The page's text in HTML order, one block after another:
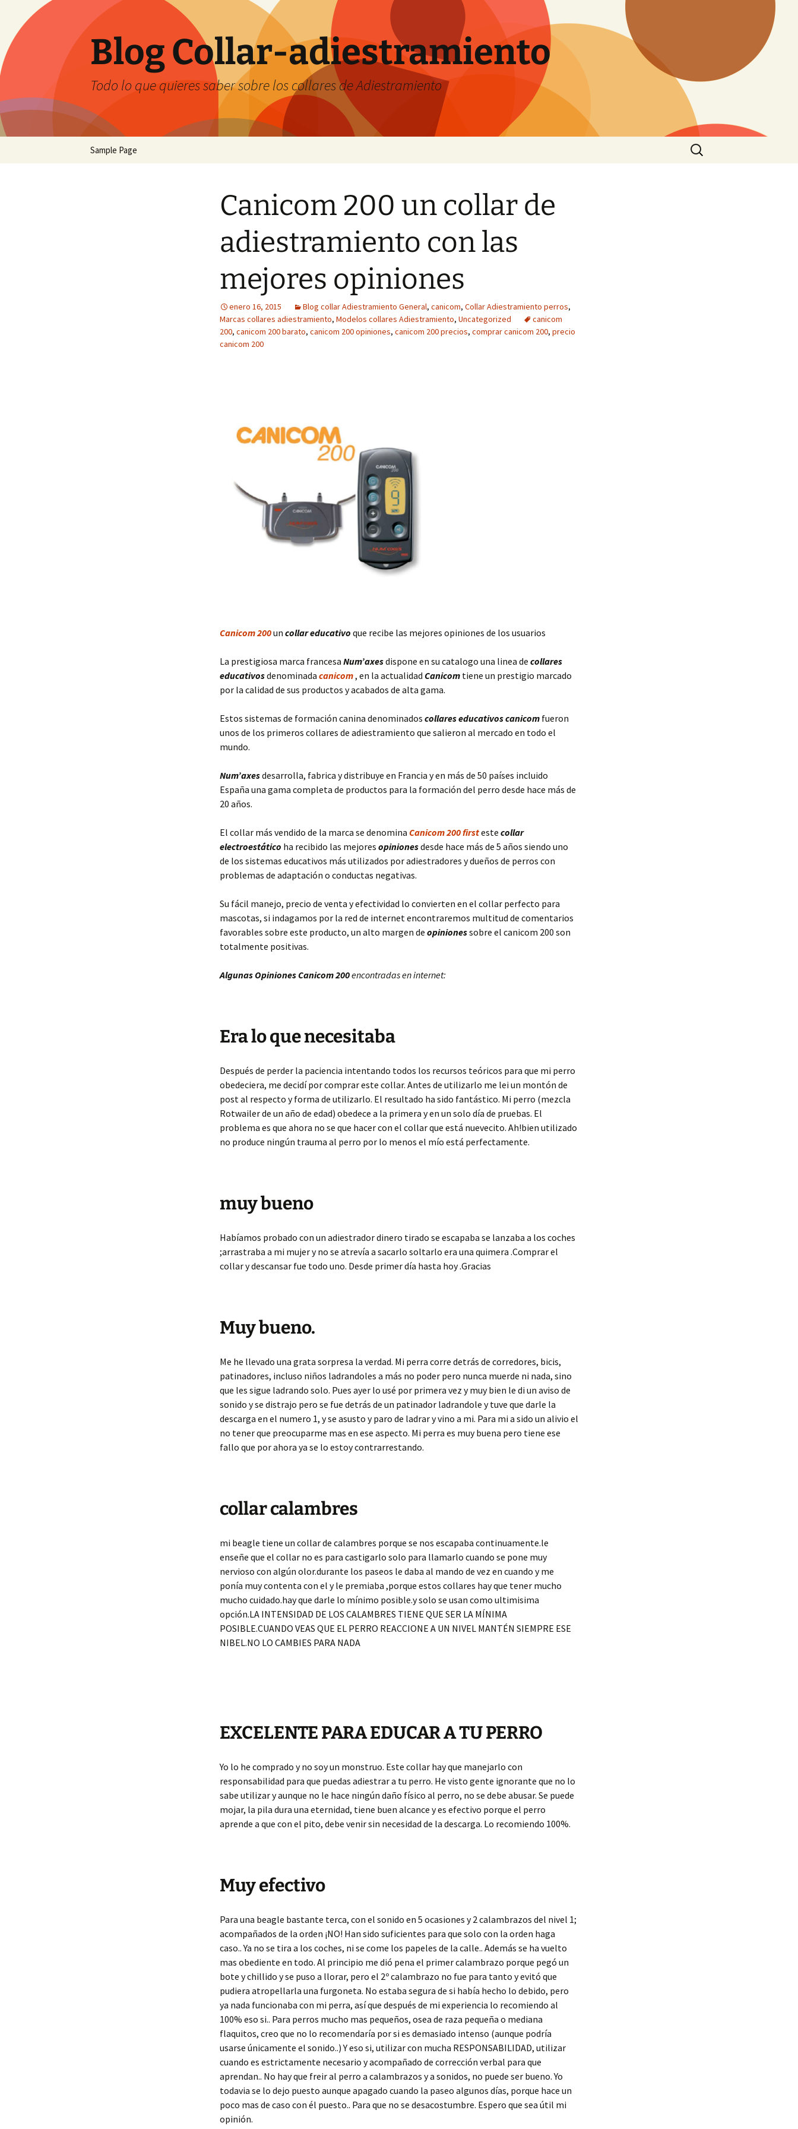
contenido
Blog Collar-adiestramiento
Todo lo que quieres saber sobre los collares de Adiestramiento
Sample Page
Buscar:
Canicom 200 un collar de
adiestramiento con las
mejores opiniones
enero 16, 2015 Blog collar Adiestramiento General, canicom, Collar Adiestramiento perros,
Marcas collares adiestramiento, Modelos collares Adiestramiento, Uncategorized
canicom
200, canicom 200 barato, canicom 200 opiniones, canicom 200 precios, comprar canicom 200, precio
canicom 200
Canicom 200un collar educativo que recibe las mejores opiniones de los usuarios
La prestigiosa marca francesa Num’axesdispone en su catalogo una linea de collares
educativosdenominada canicom, en la actualidad Canicom tiene un prestigio marcado
por la calidad de sus productos y acabados de alta gama.
Estos sistemas de formación canina denominados collares educativos canicom fueron
unos de los primeros collares de adiestramiento que salieron al mercado en todo el
mundo.
Num’axesdesarrolla, fabrica y distribuye en Francia y en más de 50 países incluido
España una gama completa de productos para la formación del perro desde hace más de
20 años.
El collar más vendido de la marca se denomina Canicom 200 firsteste collar
electroestático ha recibido las mejores opinionesdesde hace más de 5 años siendo uno
de los sistemas educativos más utilizados por adiestradores y dueños de perros con
problemas de adaptación o conductas negativas.
Su fácil manejo, precio de venta y efectividad lo convierten en el collar perfecto para
mascotas, si indagamos por la red de internet encontraremos multitud de comentarios
favorables sobre este producto, un alto margen de opinionessobre el canicom 200 son
totalmente positivas.
Algunas Opiniones Canicom 200encontradas en internet:
Era lo que necesitaba
Después de perder la paciencia intentando todos los recursos teóricos para que mi perro
obedeciera, me decidí por comprar este collar. Antes de utilizarlo me lei un montón de
post al respecto y forma de utilizarlo. El resultado ha sido fantástico. Mi perro (mezcla
Rotwailer de un año de edad) obedece a la primera y en un solo día de pruebas. El
problema es que ahora no se que hacer con el collar que está nuevecito. Ah!bien utilizado
no produce ningún trauma al perro por lo menos el mío está perfectamente.
muy bueno
Habíamos probado con un adiestrador dinero tirado se escapaba se lanzaba a los coches
;arrastraba a mi mujer y no se atrevía a sacarlo soltarlo era una quimera .Comprar el
collar y descansar fue todo uno. Desde primer día hasta hoy .Gracias
Muy bueno.
Me he llevado una grata sorpresa la verdad. Mi perra corre detrás de corredores, bicis,
patinadores, incluso niños ladrandoles a más no poder pero nunca muerde ni nada, sino
que les sigue ladrando solo. Pues ayer lo usé por primera vez y muy bien le di un aviso de
sonido y se distrajo pero se fue detrás de un patinador ladrandole y tuve que darle la
descarga en el numero 1, y se asusto y paro de ladrar y vino a mi. Para mi a sido un alivio el
no tener que preocuparme mas en ese aspecto. Mi perra es muy buena pero tiene ese
fallo que por ahora ya se lo estoy contrarrestando.
collar calambres
mi beagle tiene un collar de calambres porque se nos escapaba continuamente.le
enseñe que el collar no es para castigarlo solo para llamarlo cuando se pone muy
nervioso con algún olor.durante los paseos le daba al mando de vez en cuando y me
ponía muy contenta con el y le premiaba ,porque estos collares hay que tener mucho
mucho cuidado.hay que darle lo mínimo posible.y solo se usan como ultimisima
opción.LA INTENSIDAD DE LOS CALAMBRES TIENE QUE SER LA MÍNIMA
POSIBLE.CUANDO VEAS QUE EL PERRO REACCIONE A UN NIVEL MANTÉN SIEMPRE ESE
NIBEL.NO LO CAMBIES PARA NADA
EXCELENTE PARA EDUCAR A TU PERRO
Yo lo he comprado y no soy un monstruo. Este collar hay que manejarlo con
responsabilidad para que puedas adiestrar a tu perro. He visto gente ignorante que no lo
sabe utilizar y aunque no le hace ningún daño físico al perro, no se debe abusar. Se puede
mojar, la pila dura una eternidad, tiene buen alcance y es efectivo porque el perro
aprende a que con el pito, debe venir sin necesidad de la descarga. Lo recomiendo 100%.
Muy efectivo
Para una beagle bastante terca, con el sonido en 5 ocasiones y 2 calambrazos del nivel 1;
acompañados de la orden ¡NO! Han sido suficientes para que solo con la orden haga
caso.. Ya no se tira a los coches, ni se come los papeles de la calle.. Además se ha vuelto
mas obediente en todo. Al principio me dió pena el primer calambrazo porque pegó un
bote y chillido y se puso a llorar, pero el 2º calambrazo no fue para tanto y evitó que
pudiera atropellarla una furgoneta. No estaba segura de si había hecho lo debido, pero
ya nada funcionaba con mi perra, así que después de mi experiencia lo recomiendo al
100% eso si.. Para perros mucho mas pequeños, osea de raza pequeña o mediana
flaquitos, creo que no lo recomendaría por si es demasiado intenso (aunque podría
usarse únicamente el sonido..) Y eso si, utilizar con mucha RESPONSABILIDAD, utilizar
cuando es estrictamente necesario y acompañado de corrección verbal para que
aprendan.. No hay que freir al perro a calambrazos y a sonidos, no puede ser bueno. Yo
todavia se lo dejo puesto aunque apagado cuando la paseo algunos días, porque hace un
poco mas de caso con él puesto.. Para que no se desacostumbre. Espero que sea útil mi
opinión.